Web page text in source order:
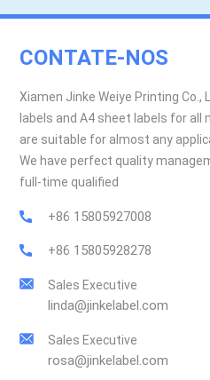
CONTATE-NOS
Xiamen Jinke Weiye Printing Co.,
labels and A4 sheet labels for all
are suitable for almost any
We have perfect quality
full-time qualified
+86 15805927008
+86 15805928278
Sales Executive
linda@jinkelabel.com
Sales Executive
rosa@jinkelabel.com